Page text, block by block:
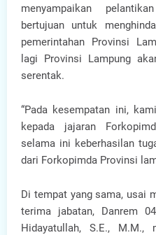
menyampaikan
bertujuan untuk
pemerintahan Provinsi
lagi Provinsi Lampung
serentak.
“Pada kesempatan ini,
kepada jajaran
selama ini keberhasilan
dari Forkopimda Provinsi
Di tempat yang sama, usai
terima jabatan, Danrem
Hidayatullah, S.E., M.M.,